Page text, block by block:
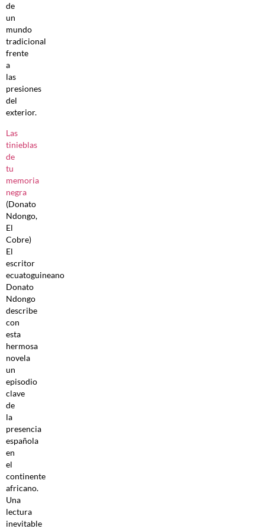
de
un
mundo
tradicional
frente
a
las
presiones
del
exterior.
Las
tinieblas
de
tu
memoria
negra
(Donato
Ndongo,
El
Cobre)
El
escritor
ecuatoguineano
Donato
Ndongo
describe
con
esta
hermosa
novela
un
episodio
clave
de
la
presencia
española
en
el
continente
africano.
Una
lectura
inevitable